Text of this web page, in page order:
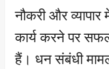
नौकरी और
कार्य करने पर
हैं। धन संबंधी